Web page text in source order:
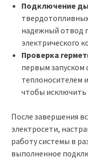
Подключение
надежный отвод
электрического
Проверка
первым запуском
теплоносителем
чтобы исключить
После завершения
электросети,
работу системы в
выполненное